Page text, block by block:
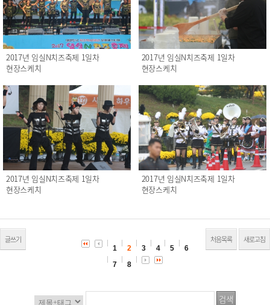
2017년 임실N치즈축제 1일차
현장스케치
2017년 임실N치즈축제 1일차
현장스케치
2017년 임실N치즈축제 1일차
현장스케치
2017년 임실N치즈축제 1일차
현장스케치
글쓰기 처음목록 새로고침
1 2 3 4 5
6
7
8